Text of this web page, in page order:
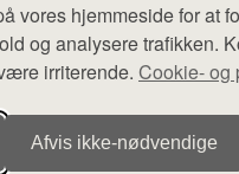
vores hjemmeside for at
og analysere trafikken.
irriterende. Cookie- og
Afvis ikke‑nødvendige
sælges ikke varer fra